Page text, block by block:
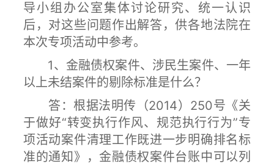
导小组办公室集体讨论研究、统一认识
后，对这些问题作出解答，供各地法院在
本次专项活动中参考。
1、金融债权案件、涉民生案件、一年
以上未结案件的剔除标准是什么？
答：根据法明传（2014）250号《关
于做好“转变执行作风、规范执行行为”专
项活动案件清理工作既进一步明确排名标
准的通知》，金融债权案件台账中可以列